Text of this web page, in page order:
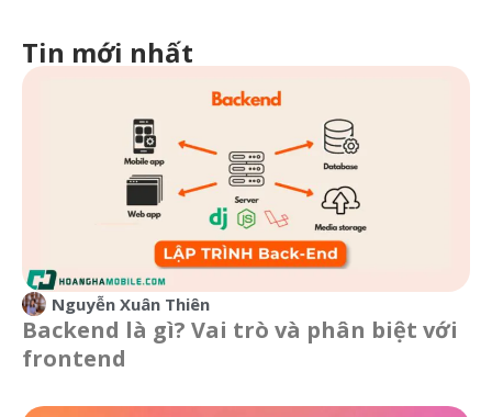
Tin mới nhất
Nguyễn Xuân Thiên
Backend là gì? Vai trò và phân biệt với
frontend